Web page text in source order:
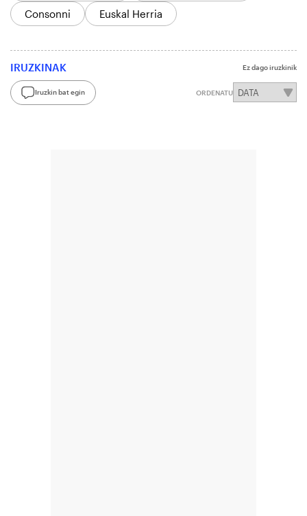
Consonni
Euskal Herria
IRUZKINAK Ez dago iruzkinik
Iruzkin bat egin ORDENATU